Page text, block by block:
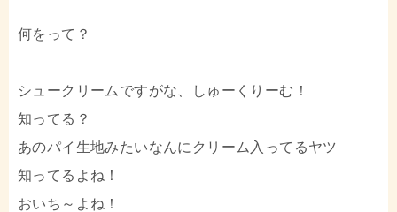
何をって？
シュークリームですがな、しゅーくりーむ！
知ってる？
あのパイ生地みたいなんにクリーム入ってるヤツ
知ってるよね！
おいち～よね！